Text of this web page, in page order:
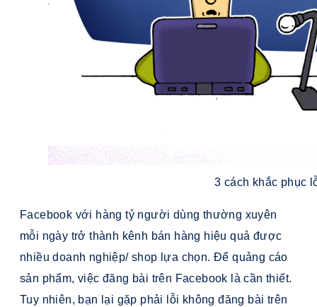
3 cách khắc phục
Facebook với hàng tỷ người dùng thường xuyên
mỗi ngày trở thành kênh bán hàng hiệu quả được
nhiều doanh nghiệp/ shop lựa chọn. Để quảng cáo
sản phẩm, việc đăng bài trên Facebook là cần thiết.
Tuy nhiên, bạn lại gặp phải lỗi không đăng bài trên